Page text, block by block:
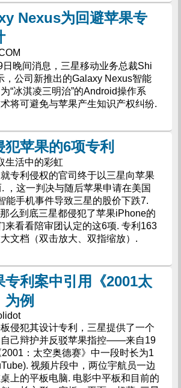
Nexus为回避苹果专
晚间消息，三星移动业务总裁Shi
，公司新推出的Galaxy Nexus智能
“冰淇凌三明治”的Android操作系
将可避免与苹果产生知识产权纠纷.
苹果的6项专利
生活中的彩虹
专利侵权的官司终于以三星向苹果
，这一判决与随后苹果申请在美国
能手机事件导致三星的股价下跌7.
么到底三星都侵犯了苹果iPhone的
来看看陪审团认定的这6项. 专利163
文档（双击放大、双指缩放）.
专利案中引用《2001太
为例
侵犯其设计专利，三星提供了一个
自己辩护并反驳苹果指控——来自19
：太空奥德赛》中一段时长为1
视频片段中，两位宇航员一边
上的平板电脑. 电影中平板和目前的